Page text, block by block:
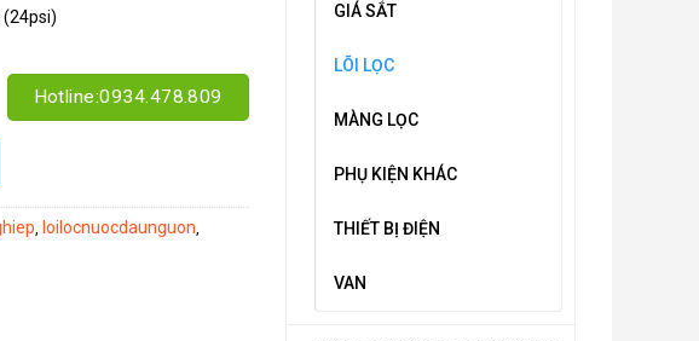
GIÁ SẮT
LÕI LỌC
MÀNG LỌC
PHỤ KIỆN KHÁC
THIẾT BỊ ĐIỆN
VAN
(24psi)
Hotline:0934.478.809
, loilocnuocdaunguon,